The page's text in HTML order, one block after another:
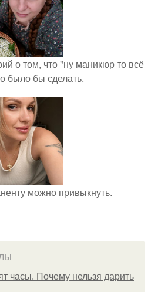
о том, что "ну маникюр то всё
было бы сделать.
можно привыкнуть.
часы. Почему нельзя дарить